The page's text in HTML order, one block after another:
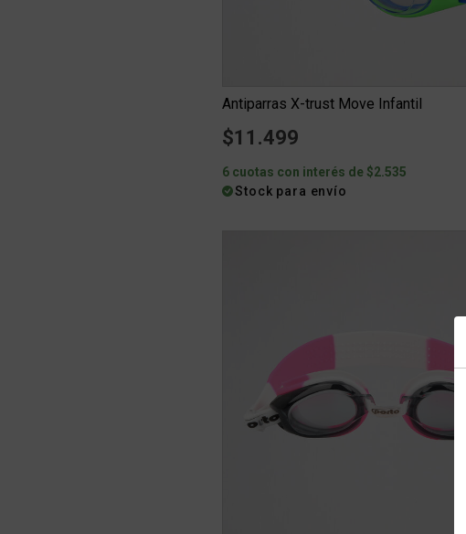
Antiparras X-trust Move Infantil
$11.499
6 cuotas con interés de $2.535
Stock para envío